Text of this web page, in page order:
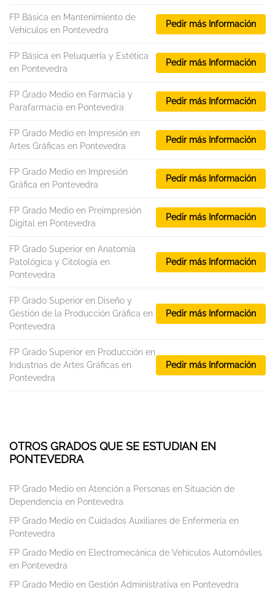
FP Básica en Mantenimiento de
Vehículos en Pontevedra
Pedir más Información
FP Básica en Peluquería y Estética
en Pontevedra
Pedir más Información
FP Grado Medio en Farmacia y
Parafarmacia en Pontevedra
Pedir más Información
FP Grado Medio en Impresión en
Artes Gráficas en Pontevedra
Pedir más Información
FP Grado Medio en Impresión
Gráfica en Pontevedra
Pedir más Información
FP Grado Medio en Preimpresión
Digital en Pontevedra
Pedir más Información
FP Grado Superior en Anatomía
Patológica y Citología en
Pontevedra
Pedir más Información
FP Grado Superior en Diseño y
Gestión de la Producción Gráfica en
Pontevedra
Pedir más Información
FP Grado Superior en Producción en
Industrias de Artes Gráficas en
Pontevedra
Pedir más Información
OTROS GRADOS QUE SE ESTUDIAN EN
PONTEVEDRA
FP Grado Medio en Atención a Personas en Situación de
Dependencia en Pontevedra
FP Grado Medio en Cuidados Auxiliares de Enfermería en
Pontevedra
FP Grado Medio en Electromecánica de Vehículos Automóviles
en Pontevedra
FP Grado Medio en Gestión Administrativa en Pontevedra